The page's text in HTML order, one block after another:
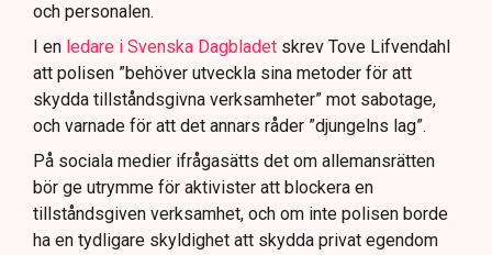
och personalen.
I en ledare i Svenska Dagbladet skrev Tove Lifvendahl
att polisen ”behöver utveckla sina metoder för att
skydda tillståndsgivna verksamheter” mot sabotage,
och varnade för att det annars råder ”djungelns lag”.
På sociala medier ifrågasätts det om allemansrätten
bör ge utrymme för aktivister att blockera en
tillståndsgiven verksamhet, och om inte polisen borde
ha en tydligare skyldighet att skydda privat egendom